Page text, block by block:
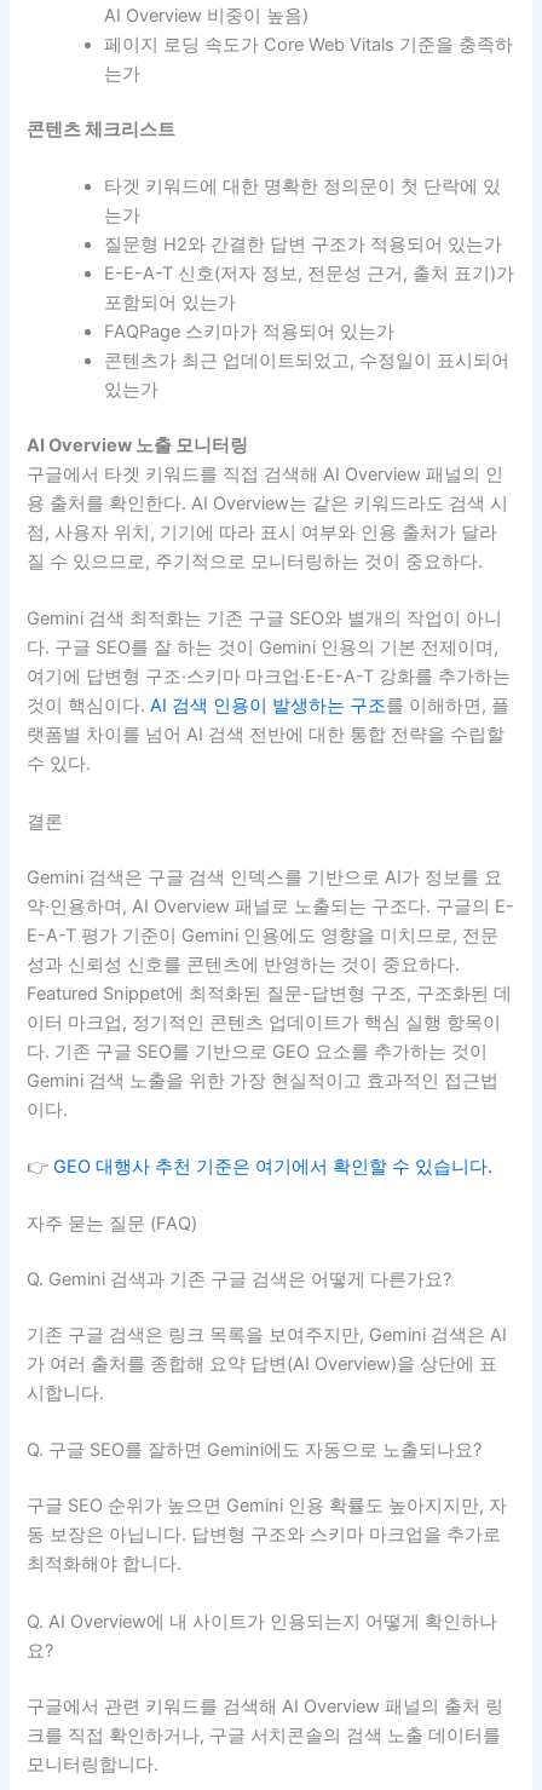
AI Overview 비중이 높음)
페이지 로딩 속도가 Core Web Vitals 기준을 충족하
는가
콘텐츠 체크리스트
타겟 키워드에 대한 명확한 정의문이 첫 단락에 있
는가
질문형 H2와 간결한 답변 구조가 적용되어 있는가
E-E-A-T 신호(저자 정보, 전문성 근거, 출처 표기)가
포함되어 있는가
FAQPage 스키마가 적용되어 있는가
콘텐츠가 최근 업데이트되었고, 수정일이 표시되어
있는가
AI Overview 노출 모니터링
구글에서 타겟 키워드를 직접 검색해 AI Overview 패널의 인
용 출처를 확인한다. AI Overview는 같은 키워드라도 검색 시
점, 사용자 위치, 기기에 따라 표시 여부와 인용 출처가 달라
질 수 있으므로, 주기적으로 모니터링하는 것이 중요하다.
Gemini 검색 최적화는 기존 구글 SEO와 별개의 작업이 아니
다. 구글 SEO를 잘 하는 것이 Gemini 인용의 기본 전제이며,
여기에 답변형 구조·스키마 마크업·E-E-A-T 강화를 추가하는
것이 핵심이다.AI 검색 인용이 발생하는 구조를 이해하면, 플
랫폼별 차이를 넘어 AI 검색 전반에 대한 통합 전략을 수립할
수 있다.
결론
Gemini 검색은 구글 검색 인덱스를 기반으로 AI가 정보를 요
약·인용하며, AI Overview 패널로 노출되는 구조다. 구글의 E-
E-A-T 평가 기준이 Gemini 인용에도 영향을 미치므로, 전문
성과 신뢰성 신호를 콘텐츠에 반영하는 것이 중요하다.
Featured Snippet에 최적화된 질문-답변형 구조, 구조화된 데
이터 마크업, 정기적인 콘텐츠 업데이트가 핵심 실행 항목이
다. 기존 구글 SEO를 기반으로 GEO 요소를 추가하는 것이
Gemini 검색 노출을 위한 가장 현실적이고 효과적인 접근법
이다.
👉GEO 대행사 추천 기준은 여기에서 확인할 수 있습니다.
자주 묻는 질문 (FAQ)
Q. Gemini 검색과 기존 구글 검색은 어떻게 다른가요?
기존 구글 검색은 링크 목록을 보여주지만, Gemini 검색은 AI
가 여러 출처를 종합해 요약 답변(AI Overview)을 상단에 표
시합니다.
Q. 구글 SEO를 잘하면 Gemini에도 자동으로 노출되나요?
구글 SEO 순위가 높으면 Gemini 인용 확률도 높아지지만, 자
동 보장은 아닙니다. 답변형 구조와 스키마 마크업을 추가로
최적화해야 합니다.
Q. AI Overview에 내 사이트가 인용되는지 어떻게 확인하나
요?
구글에서 관련 키워드를 검색해 AI Overview 패널의 출처 링
크를 직접 확인하거나, 구글 서치콘솔의 검색 노출 데이터를
모니터링합니다.